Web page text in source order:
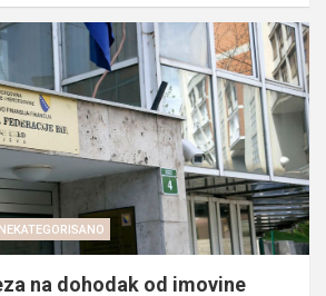
NEKATEGORISANO
na dohodak od imovine